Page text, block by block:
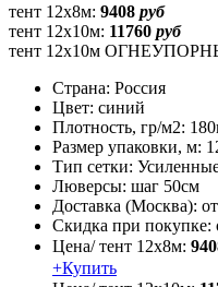
тент 12х8м: 9408 руб
тент 12х10м: 11760 руб
тент 12х10м
Страна: Россия
Цвет: синий
Плотность, гр/м2:
Размер упаковки, м:
Тип сетки:
Люверсы: шаг 50см
Доставка (Москва):
Скидка при покупке:
Цена/ тент 12х8м:
+Купить